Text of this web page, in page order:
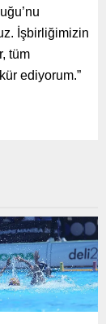
İşbirliğimizin
tüm
ediyorum.”